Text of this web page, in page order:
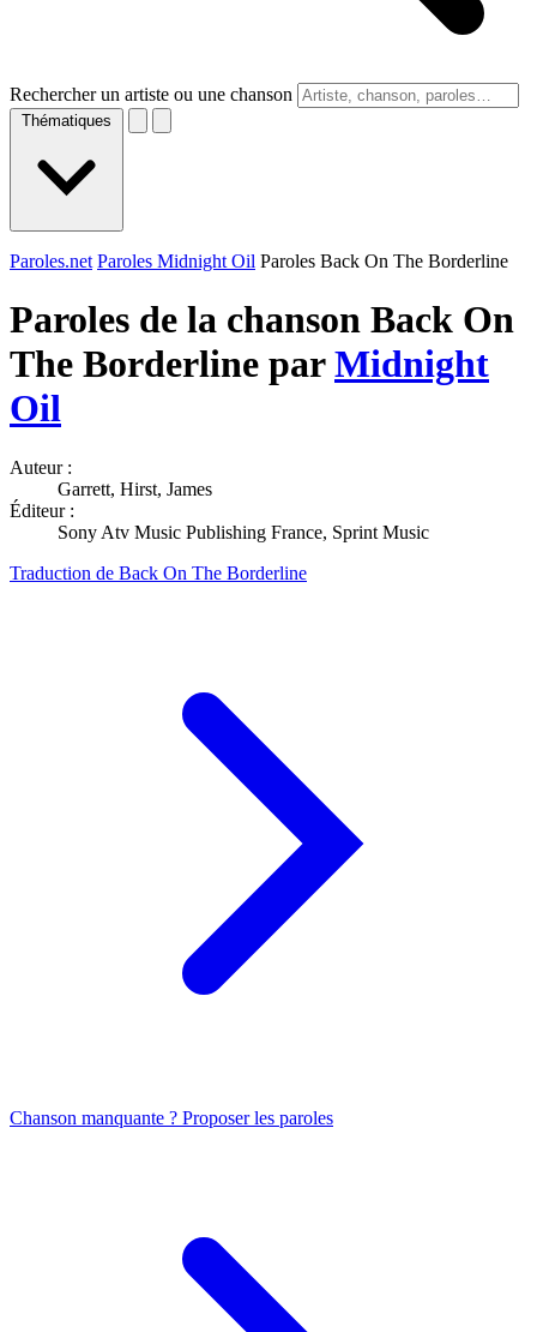
Rechercher un artiste ou une chanson
Thématiques
Paroles.net Paroles Midnight Oil Paroles Back On The Borderline
Paroles de la chanson Back On
The Borderline parMidnight
Oil
Auteur :
Garrett, Hirst, James
Éditeur :
Sony Atv Music Publishing France, Sprint Music
Traduction de Back On The Borderline
Chanson manquante ? Proposer les paroles